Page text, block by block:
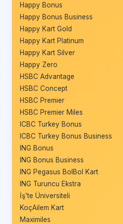
Happy Bonus
Happy Bonus Business
Happy Kart Gold
Happy Kart Platinum
Happy Kart Silver
Happy Zero
HSBC Advantage
HSBC Concept
HSBC Premier
HSBC Premier Miles
ICBC Turkey Bonus
ICBC Turkey Bonus Business
ING Bonus
ING Bonus Business
ING Pegasus BolBol Kart
ING Turuncu Ekstra
İş’te Üniversiteli
KoçAilem Kart
Maximiles